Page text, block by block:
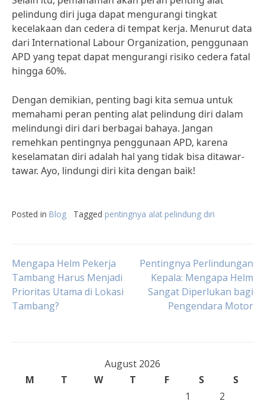
pelindung diri juga dapat mengurangi tingkat
kecelakaan dan cedera di tempat kerja. Menurut data
dari International Labour Organization, penggunaan
APD yang tepat dapat mengurangi risiko cedera fatal
hingga 60%.
Dengan demikian, penting bagi kita semua untuk
memahami peran penting alat pelindung diri dalam
melindungi diri dari berbagai bahaya. Jangan
remehkan pentingnya penggunaan APD, karena
keselamatan diri adalah hal yang tidak bisa ditawar-
tawar. Ayo, lindungi diri kita dengan baik!
Posted in Blog Tagged pentingnya alat pelindung diri
Post
navigation
Mengapa Helm Pekerja
Tambang Harus Menjadi
Prioritas Utama di Lokasi
Tambang?
Pentingnya Perlindungan
Kepala: Mengapa Helm
Sangat Diperlukan bagi
Pengendara Motor
August 2026
M
T W T F S
S
1
2